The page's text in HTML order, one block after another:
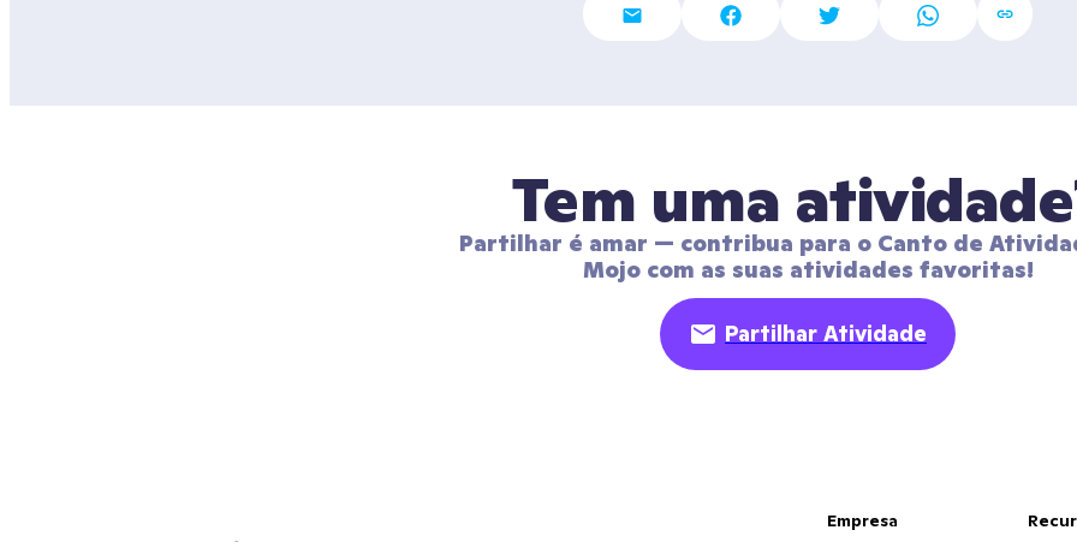
Tem uma
Partilhar é amar — contribua para o Canto de
Mojo com as suas atividades favoritas!
Partilhar Atividade
Empresa